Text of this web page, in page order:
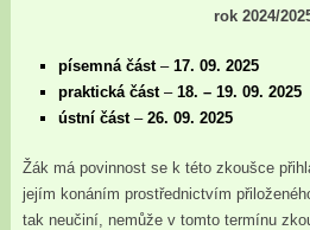
rok 2024/
písemná část– 17. 09. 2025
praktická část– 18. – 19. 09. 2025
ústní část– 26. 09. 2025
Žák má povinnost se k této zkoušce
jejím konáním prostřednictvím
tak neučiní, nemůže v tomto termínu